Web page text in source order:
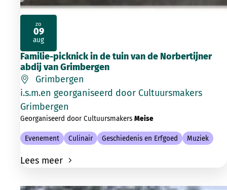
Familie-picknick in de tuin van de Norbertijner
abdij van Grimbergen
Grimbergen
i.s.m.en georganiseerd door Cultuursmakers
Grimbergen
Georganiseerd door Cultuursmakers Meise
Evenement Culinair Geschiedenis en Erfgoed Muziek
Lees meer
zo
09
aug
2026